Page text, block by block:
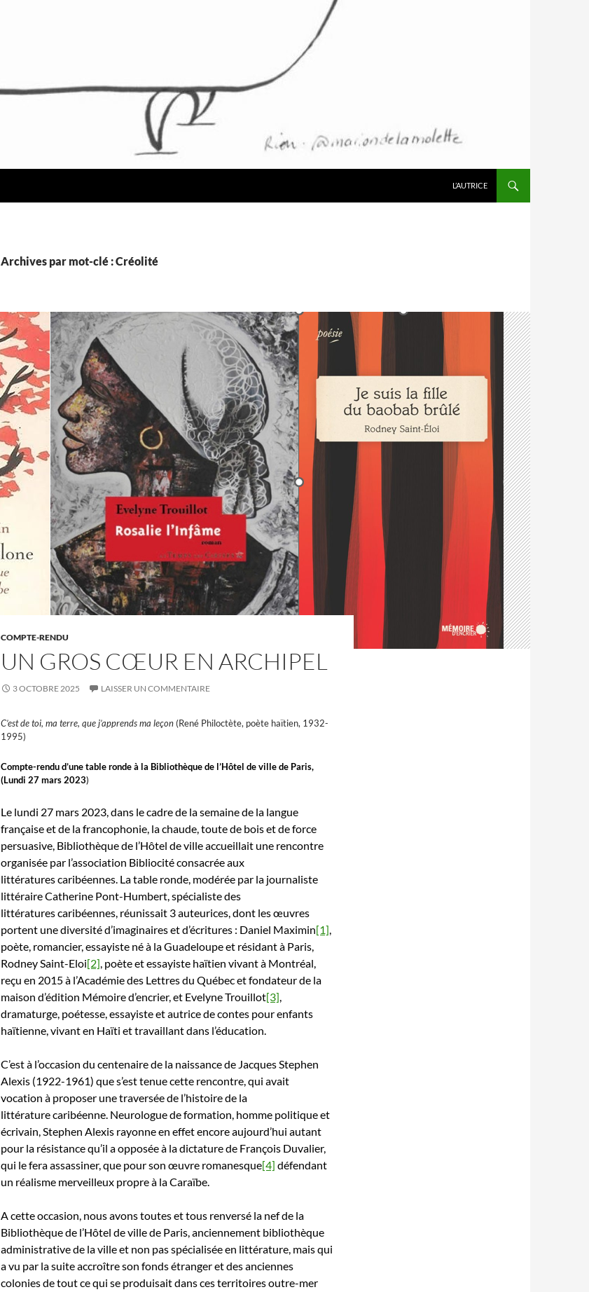
L’AUTRICE
Archives par mot-clé : Créolité
COMPTE-RENDU
UN GROS CŒUR EN ARCHIPEL
3 OCTOBRE 2025 LAISSER UN COMMENTAIRE
C’est de toi, ma terre, que j’apprends ma leçon (René Philoctète, poète haïtien, 1932-
1995)
Compte-rendu d’une table ronde à la Bibliothèque de l’Hôtel de ville de Paris,
(Lundi 27 mars 2023)
Le lundi 27 mars 2023, dans le cadre de la semaine de la langue
française et de la francophonie, la chaude, toute de bois et de force
persuasive, Bibliothèque de l’Hôtel de ville accueillait une rencontre
organisée par l’association Bibliocité consacrée aux
littératures caribéennes. La table ronde, modérée par la journaliste
littéraire Catherine Pont-Humbert, spécialiste des
littératures caribéennes, réunissait 3 auteurices, dont les œuvres
portent une diversité d’imaginaires et d’écritures : Daniel Maximin[1],
poète, romancier, essayiste né à la Guadeloupe et résidant à Paris,
Rodney Saint-Eloi[2], poète et essayiste haïtien vivant à Montréal,
reçu en 2015 à l’Académie des Lettres du Québec et fondateur de la
maison d’édition Mémoire d’encrier, et Evelyne Trouillot[3],
dramaturge, poétesse, essayiste et autrice de contes pour enfants
haïtienne, vivant en Haïti et travaillant dans l’éducation.
C’est à l’occasion du centenaire de la naissance de Jacques Stephen
Alexis (1922-1961) que s’est tenue cette rencontre, qui avait
vocation à proposer une traversée de l’histoire de la
littérature caribéenne. Neurologue de formation, homme politique et
écrivain, Stephen Alexis rayonne en effet encore aujourd’hui autant
pour la résistance qu’il a opposée à la dictature de François Duvalier,
qui le fera assassiner, que pour son œuvre romanesque[4] défendant
un réalisme merveilleux propre à la Caraïbe.
A cette occasion, nous avons toutes et tous renversé la nef de la
Bibliothèque de l’Hôtel de ville de Paris, anciennement bibliothèque
administrative de la ville et non pas spécialisée en littérature, mais qui
a vu par la suite accroître son fonds étranger et des anciennes
colonies de tout ce qui se produisait dans ces territoires outre-mer